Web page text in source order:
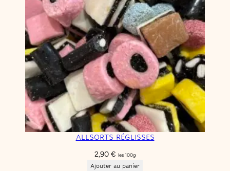
ALLSORTS RÉGLISSES
2,90 € les 100g
Ajouter au panier